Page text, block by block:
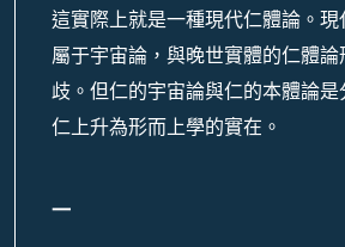
這實際上就是一種現代仁體論。
屬于宇宙論，與晚世實體的仁體
歧。但仁的宇宙論與仁的本體論
仁上升為形而上學的實在。
一